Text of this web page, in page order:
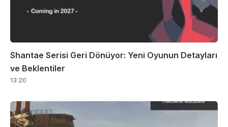
Shantae Serisi Geri Dönüyor: Yeni Oyunun Detayları
ve Beklentiler
13:20